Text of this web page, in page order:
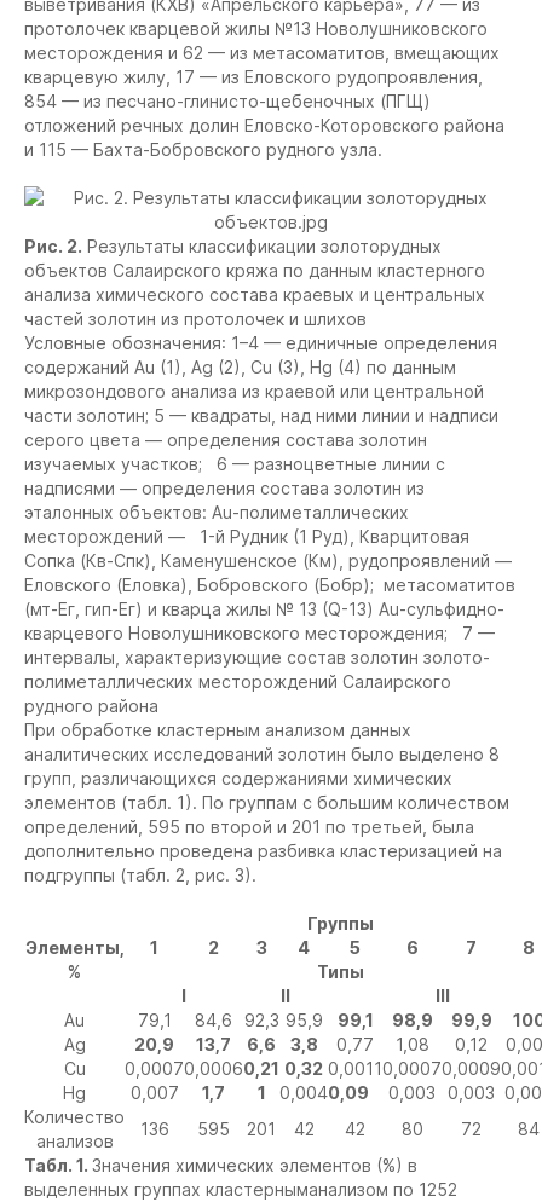
выветривания (КХВ) «Апрельского карьера», 77 — из
протолочек кварцевой жилы №13 Новолушниковского
месторождения и 62 — из метасоматитов, вмещающих
кварцевую жилу, 17 — из Еловского рудопроявления,
854 — из песчано-глинисто-щебеночных (ПГЩ)
отложений речных долин Еловско-Которовского района
и 115 — Бахта-Бобровского рудного узла.
Рис. 2. Результаты классификации золоторудных
объектов Салаирского кряжа по данным кластерного
анализа химического состава краевых и центральных
частей золотин из протолочек и шлихов
Условные обозначения: 1–4 — единичные определения
содержаний Au (1), Ag (2), Cu (3), Hg (4) по данным
микрозондового анализа из краевой или центральной
части золотин; 5 — квадраты, над ними линии и надписи
серого цвета — определения состава золотин
изучаемых участков; 6 — разноцветные линии с
надписями — определения состава золотин из
эталонных объектов: Au-полиметаллических
месторождений — 1-й Рудник (1 Руд), Кварцитовая
Сопка (Кв-Спк), Каменушенское (Км), рудопроявлений —
Еловского (Еловка), Бобровского (Бобр); метасоматитов
(мт-Ег, гип-Ег) и кварца жилы № 13 (Q-13) Au-сульфидно-
кварцевого Новолушниковского месторождения; 7 —
интервалы, характеризующие состав золотин золото-
полиметаллических месторождений Салаирского
рудного района
При обработке кластерным анализом данных
аналитических исследований золотин было выделено 8
групп, различающихся содержаниями химических
элементов (табл. 1). По группам с большим количеством
определений, 595 по второй и 201 по третьей, была
дополнительно проведена разбивка кластеризацией на
подгруппы (табл. 2, рис. 3).
Элементы,
%
Группы
1
2 3 4 5 6 7
8
Типы
I
II
III
Au
79,1 84,6 92,3 95,9 99,1 98,9 99,9
Ag
20,9 13,7 6,6 3,8 0,77 1,08 0,12
Cu
0,00070,00060,21 0,32 0,00110,00070,0009
Hg
0,007 1,7 1 0,0040,09 0,003 0,003
Количество
анализов
136 595 201 42 42 80 72
84
Табл. 1. Значения химических элементов (%) в
выделенных группах кластерныманализом по 1252